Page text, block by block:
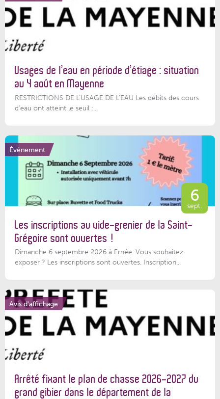
Usages de l’eau en période d’étiage : situation
au 4 août en Mayenne
RESTRICTIONS DE L’USAGE DE L’EAU Les débits des cours
d'eau ont atteint le seuil :...
Événement
6
sept.
Les inscriptions au vide-grenier de la Saint-
Grégoire sont ouvertes !
Dimanche 6 septembre 2026 à Ernée. Vous souhaitez
exposer ? Les inscriptions sont ouvertes. Inscription...
Avis d'affichage
Arrêté fixant le plan de chasse 2026-2027 du
grand gibier dans le département de la